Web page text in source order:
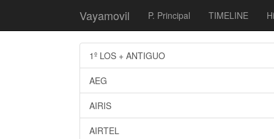
Vayamovil P. Principal TIMELINE
1º LOS + ANTIGUO
AEG
AIRIS
AIRTEL